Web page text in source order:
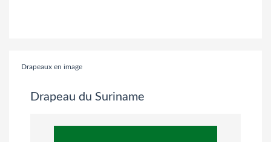
Drapeaux en image
Drapeau du Suriname